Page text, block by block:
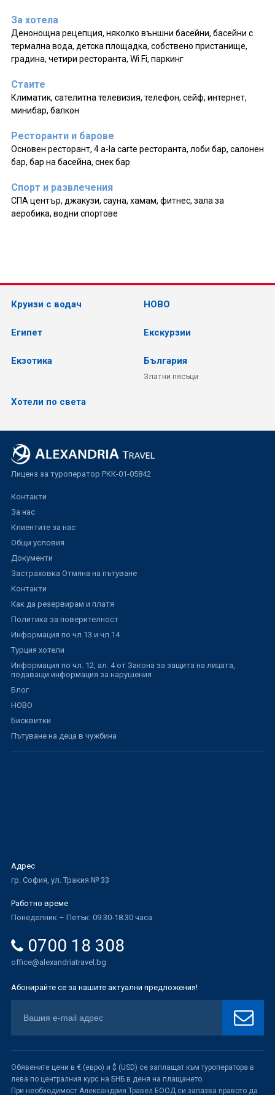
За хотела
Денонощна рецепция, няколко външни басейни, басейни с
термална вода, детска площадка, собствено пристанище,
градина, четири ресторанта, Wi Fi, паркинг
Стаите
Климатик, сателитна телевизия, телефон, сейф, интернет,
минибар, балкон
Ресторанти и барове
Основен ресторант, 4 а-la cartе ресторанта, лоби бар, салонен
бар, бар на басейна, снек бар
Спорт и развлечения
СПА център, джакузи, сауна, хамам, фитнес, зала за
аеробика, водни спортове
Круизи с водач НОВО
Египет Екскурзии
Екзотика България
Златни пясъци
Хотели по света
Лиценз за туроператор РКК-01-05842
Контакти
За нас
Клиентите за нас
Общи условия
Документи
Застраховка Отмяна на пътуване
Контакти
Как да резервирам и платя
Политика за поверителност
Информация по чл.13 и чл.14
Турция хотели
Информация по чл. 12, ал. 4 от Закона за защита на лицата,
подаващи информация за нарушения
Блог
НОВО
Бисквитки
Пътуване на деца в чужбина
Адрес
гр. София, ул. Тракия № 33
Работно време
Понеделник – Петък: 09.30-18.30 часа
0700 18 308
office@alexandriatravel.bg
Абонирайте се за нашите актуални предложения!
Обявените цени в € (евро) и $ (USD) се заплащат към туроператора в
лева по централния курс на БНБ в деня на плащането.
При необходимост Александрия Травел ЕООД си запазва правото да